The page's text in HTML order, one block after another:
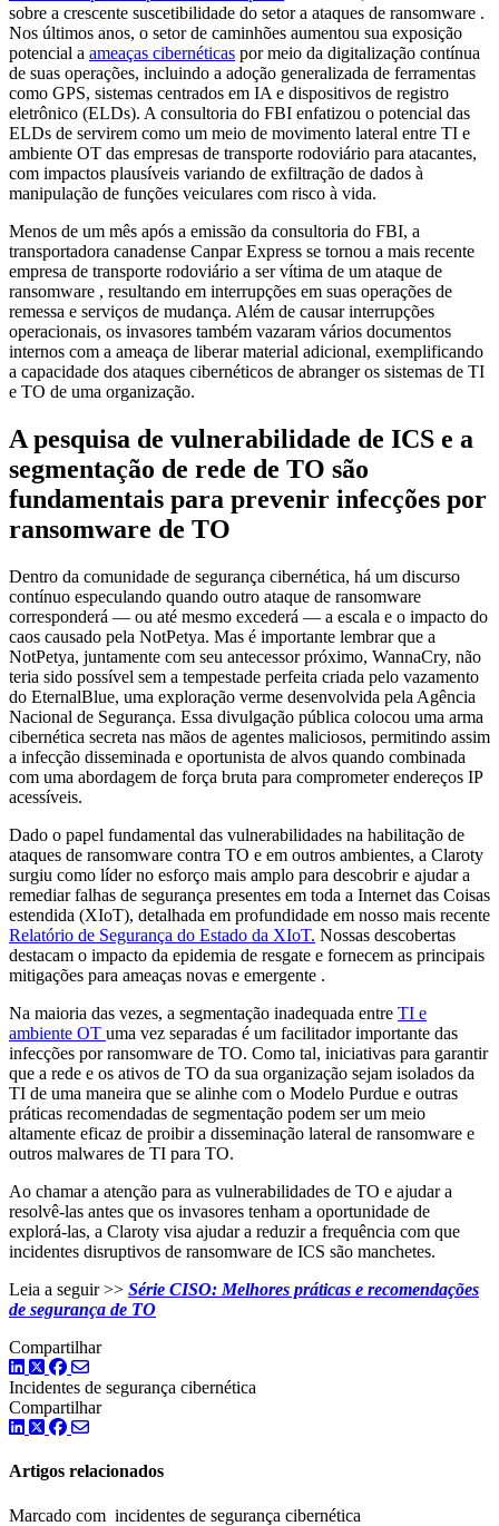
sobre a crescente suscetibilidade do setor a ataques de ransomware .
Nos últimos anos, o setor de caminhões aumentou sua exposição
potencial a ameaças cibernéticas por meio da digitalização contínua
de suas operações, incluindo a adoção generalizada de ferramentas
como GPS, sistemas centrados em IA e dispositivos de registro
eletrônico (ELDs). A consultoria do FBI enfatizou o potencial das
ELDs de servirem como um meio de movimento lateral entre TI e
ambiente OT das empresas de transporte rodoviário para atacantes,
com impactos plausíveis variando de exfiltração de dados à
manipulação de funções veiculares com risco à vida.
Menos de um mês após a emissão da consultoria do FBI, a
transportadora canadense Canpar Express se tornou a mais recente
empresa de transporte rodoviário a ser vítima de um ataque de
ransomware , resultando em interrupções em suas operações de
remessa e serviços de mudança. Além de causar interrupções
operacionais, os invasores também vazaram vários documentos
internos com a ameaça de liberar material adicional, exemplificando
a capacidade dos ataques cibernéticos de abranger os sistemas de TI
e TO de uma organização.
A pesquisa de vulnerabilidade de ICS e a
segmentação de rede de TO são
fundamentais para prevenir infecções por
ransomware de TO
Dentro da comunidade de segurança cibernética, há um discurso
contínuo especulando quando outro ataque de ransomware
corresponderá — ou até mesmo excederá — a escala e o impacto do
caos causado pela NotPetya. Mas é importante lembrar que a
NotPetya, juntamente com seu antecessor próximo, WannaCry, não
teria sido possível sem a tempestade perfeita criada pelo vazamento
do EternalBlue, uma exploração verme desenvolvida pela Agência
Nacional de Segurança. Essa divulgação pública colocou uma arma
cibernética secreta nas mãos de agentes maliciosos, permitindo assim
a infecção disseminada e oportunista de alvos quando combinada
com uma abordagem de força bruta para comprometer endereços IP
acessíveis.
Dado o papel fundamental das vulnerabilidades na habilitação de
ataques de ransomware contra TO e em outros ambientes, a Claroty
surgiu como líder no esforço mais amplo para descobrir e ajudar a
remediar falhas de segurança presentes em toda a Internet das Coisas
estendida (XIoT), detalhada em profundidade em nosso mais recente
Relatório de Segurança do Estado da XIoT. Nossas descobertas
destacam o impacto da epidemia de resgate e fornecem as principais
mitigações para ameaças novas e emergente .
Na maioria das vezes, a segmentação inadequada entre TI e
ambiente OT uma vez separadas é um facilitador importante das
infecções por ransomware de TO. Como tal, iniciativas para garantir
que a rede e os ativos de TO da sua organização sejam isolados da
TI de uma maneira que se alinhe com o Modelo Purdue e outras
práticas recomendadas de segmentação podem ser um meio
altamente eficaz de proibir a disseminação lateral de ransomware e
outros malwares de TI para TO.
Ao chamar a atenção para as vulnerabilidades de TO e ajudar a
resolvê-las antes que os invasores tenham a oportunidade de
explorá-las, a Claroty visa ajudar a reduzir a frequência com que
incidentes disruptivos de ransomware de ICS são manchetes.
Leia a seguir >> Série CISO: Melhores práticas e recomendações
de segurança de TO
Compartilhar
LinkedIn
TwitterFacebook
Incidentes de segurança cibernética
Compartilhar
LinkedIn
TwitterFacebook
Artigos relacionados
Marcado com incidentes de segurança cibernética